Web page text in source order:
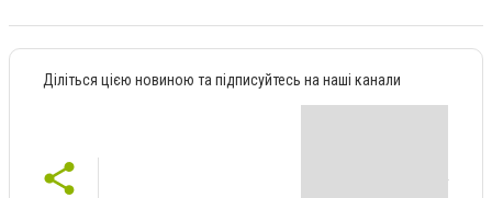
Діліться цією новиною та підписуйтесь на наші канали